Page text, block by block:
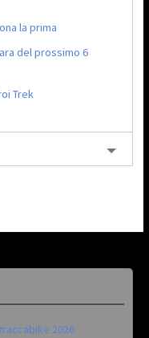
la prima
del prossimo 6
Trek
2026